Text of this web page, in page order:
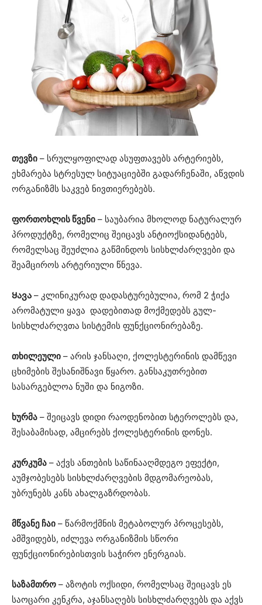
თევზი – სრულყოფილად ასუფთავებს არტერიებს,
ეხმარება სტრესულ სიტუაციებში გადარჩენაში, აწვდის
ორგანიზმს საკვებ ნივთიერებებს.
ფორთოხლის წვენი – საუბარია მხოლოდ ნატურალურ
პროდუქტზე, რომელიც შეიცავს ანტიოქსიდანტებს,
რომელსაც შეუძლია გაწმინდოს სისხლძარღვები და
შეამციროს არტერიული წნევა.
Ყავა – კლინიკურად დადასტურებულია, რომ 2 ჭიქა
არომატული ყავა დადებითად მოქმედებს გულ-
სისხლძარღვთა სისტემის ფუნქციონირებაზე.
თხილეული – არის ჯანსაღი, ქოლესტერინის დამწევი
ცხიმების შესანიშნავი წყარო. განსაკუთრებით
სასარგებლოა ნუში და ნიგოზი.
ხურმა – შეიცავს დიდი რაოდენობით სტეროლებს და,
შესაბამისად, ამცირებს ქოლესტერინის დონეს.
კურკუმა – აქვს ანთების საწინააღმდეგო ეფექტი,
აუმჯობესებს სისხლძარღვების მდგომარეობას,
უბრუნებს კანს ახალგაზრდობას.
მწვანე ჩაი – წარმოქმნის მეტაბოლურ პროცესებს,
ამშვიდებს, იძლევა ორგანიზმის სწორი
ფუნქციონირებისთვის საჭირო ენერგიას.
საზამთრო – აზოტის ოქსიდი, რომელსაც შეიცავს ეს
საოცარი კენკრა, აჯანსაღებს სისხლძარღვებს და აქვს